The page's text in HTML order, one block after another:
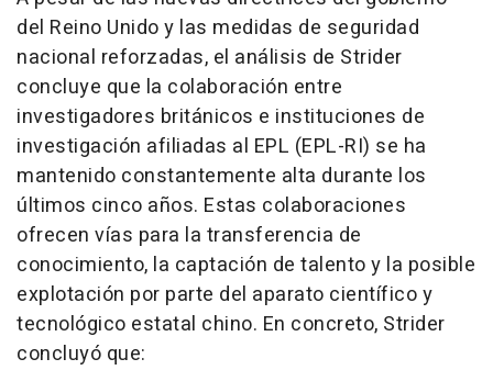
del Reino Unido y las medidas de seguridad
nacional reforzadas, el análisis de Strider
concluye que la colaboración entre
investigadores británicos e instituciones de
investigación afiliadas al EPL (EPL-RI) se ha
mantenido constantemente alta durante los
últimos cinco años. Estas colaboraciones
ofrecen vías para la transferencia de
conocimiento, la captación de talento y la posible
explotación por parte del aparato científico y
tecnológico estatal chino. En concreto, Strider
concluyó que: